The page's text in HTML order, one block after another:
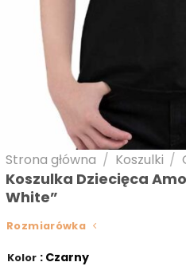
Strona główna / Koszulki /
Koszulka Dziecięca
White”
Rozmiarówka
Kolor : Czarny